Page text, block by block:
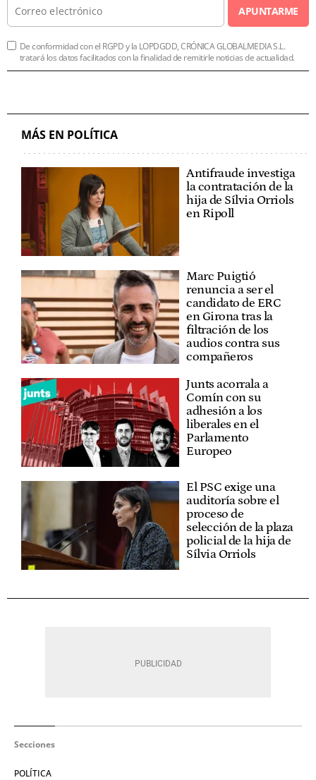
APUNTARME
De conformidad con el RGPD y la LOPDGDD, CRÓNICA GLOBALMEDIA S.L.
tratará los datos facilitados con la finalidad de remitirle noticias de actualidad.
MÁS EN POLÍTICA
Antifraude investiga
la contratación de la
hija de Sílvia Orriols
en Ripoll
Marc Puigtió
renuncia a ser el
candidato de ERC
en Girona tras la
filtración de los
audios contra sus
compañeros
Junts acorrala a
Comín con su
adhesión a los
liberales en el
Parlamento
Europeo
El PSC exige una
auditoría sobre el
proceso de
selección de la plaza
policial de la hija de
Sílvia Orriols
Secciones
POLÍTICA